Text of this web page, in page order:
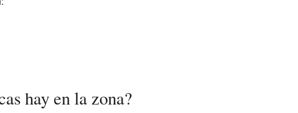
hay en la zona?